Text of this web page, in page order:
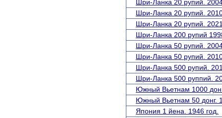
Шри-Ланка 20 рупий.
Шри-Ланка 20 рупий.
Шри-Ланка 20 рупий.
Шри-Ланка 200 рупий
Шри-Ланка 50 рупий.
Шри-Ланка 50 рупий.
Шри-Ланка 500 рупий.
Шри-Ланка 500 руппий.
Южный Вьетнам 1000
Южный Вьетнам 50 донг.
Япония 1 йена. 1946 год.